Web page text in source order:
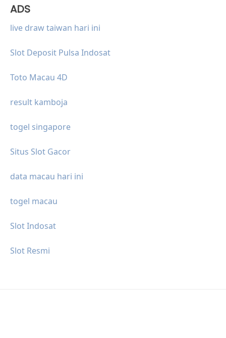
ADS
live draw taiwan hari ini
Slot Deposit Pulsa Indosat
Toto Macau 4D
result kamboja
togel singapore
Situs Slot Gacor
data macau hari ini
togel macau
Slot Indosat
Slot Resmi